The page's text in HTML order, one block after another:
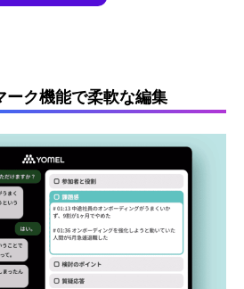
ーク機能で柔軟な編集